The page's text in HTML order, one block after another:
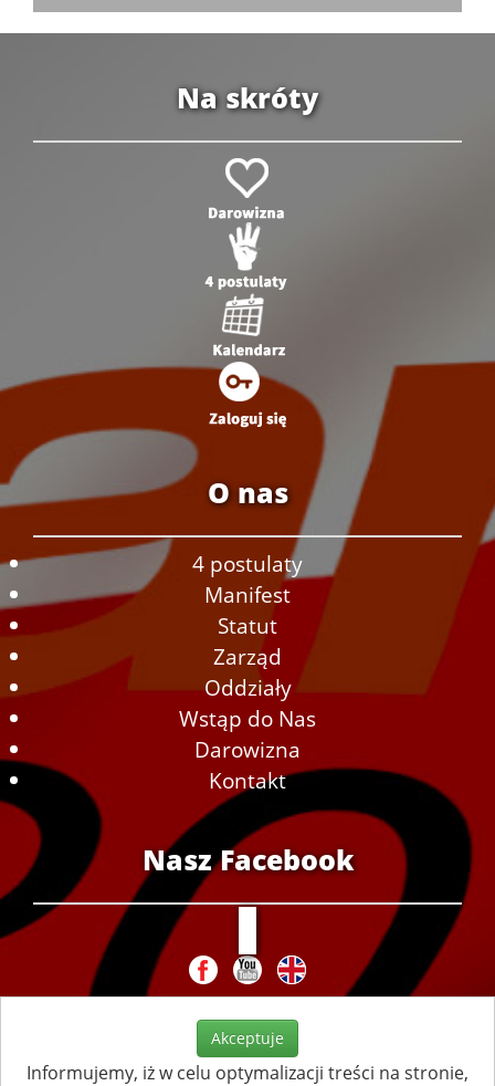
Na skróty
O nas
4 postulaty
Manifest
Statut
Zarząd
Oddziały
Wstąp do Nas
Darowizna
Kontakt
Nasz Facebook
Akceptuje
Informujemy, iż w celu optymalizacji treści na stronie,